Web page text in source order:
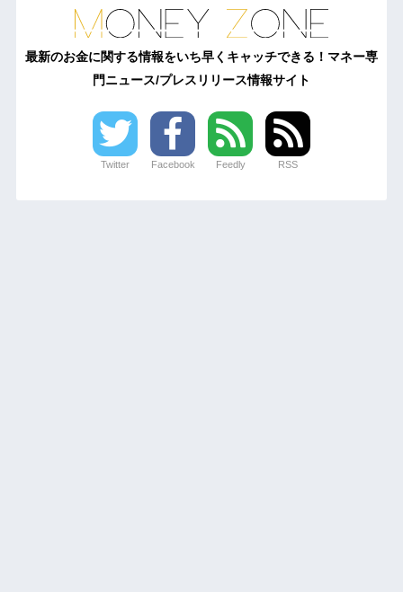
最新のお金に関する情報をいち早くキャッチできる！マネー専
門ニュース/プレスリリース情報サイト
Twitter Facebook Feedly RSS